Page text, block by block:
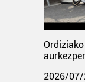
2026/07/